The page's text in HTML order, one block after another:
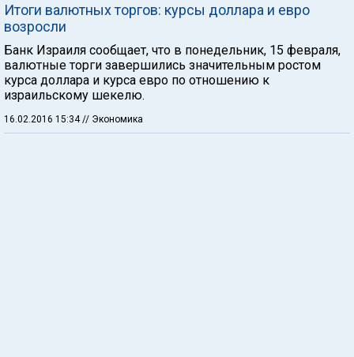
Итоги валютных торгов: курсы доллара и евро
возросли
Банк Израиля сообщает, что в понедельник, 15 февраля,
валютные торги завершились значительным ростом
курса доллара и курса евро по отношению к
израильскому шекелю.
16.02.2016 15:34 // Экономика